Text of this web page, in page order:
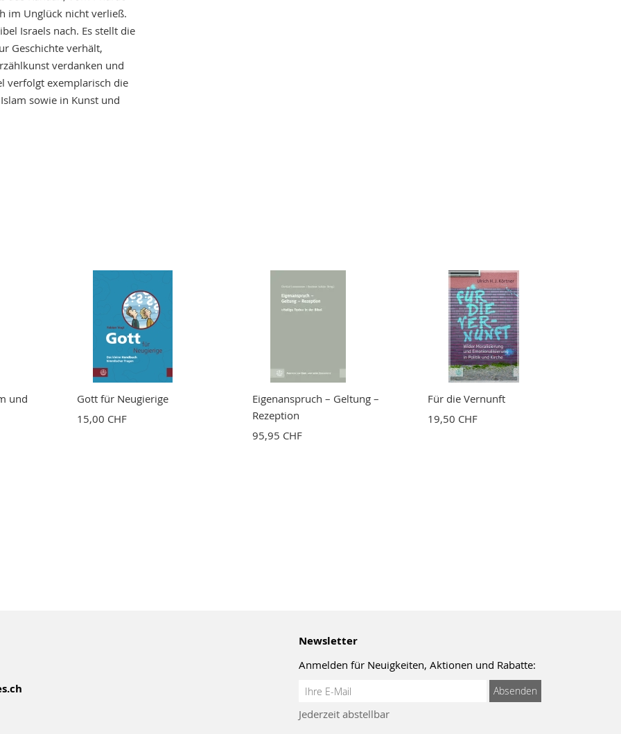
im Unglück nicht verließ.
Israels nach. Es stellt die
Geschichte verhält,
verdanken und
verfolgt exemplarisch die
sowie in Kunst und
und
Gott für Neugierige
15,00 CHF
Eigenanspruch – Geltung –
Rezeption
95,95 CHF
Für die Vernunft
19,50 CHF
Newsletter
Anmelden für Neuigkeiten, Aktionen und Rabatte:
Anmeldung
Newsletter:
Absenden
Jederzeit abstellbar